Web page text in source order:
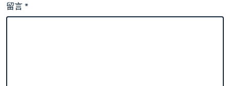
留言*